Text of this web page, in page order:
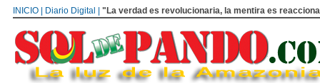
INICIO | Diario Digital | "La verdad es revolucionaria, la mentira es